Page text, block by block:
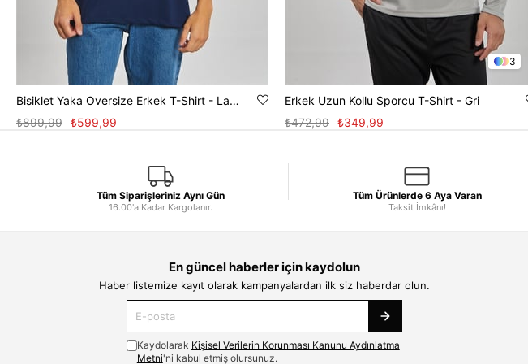
Bisiklet Yaka Oversize Erkek T-Shirt - Lacivert
₺599,99
₺899,99
3
Erkek Uzun Kollu Sporcu T-Shirt - Gri
₺349,99
₺472,99
Tüm Siparişleriniz Aynı Gün
16.00'a Kadar Kargolanır.
Tüm Ürünlerde 6 Aya Varan
Taksit İmkânı!
En güncel haberler için kaydolun
Haber listemize kayıt olarak kampanyalardan ilk siz haberdar olun.
Kaydolarak Kişisel Verilerin Korunması Kanunu Aydınlatma
Metni'ni kabul etmiş olursunuz.